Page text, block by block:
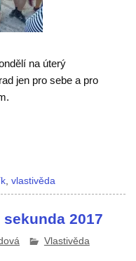
na úterý
jen pro sebe a pro
,vlastivěda
2017
Vlastivěda